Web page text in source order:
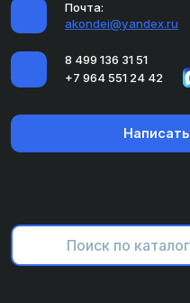
Почта:
akondei@yandex.ru
8 499 136 31 51
+7 964 551 24 42
Написать